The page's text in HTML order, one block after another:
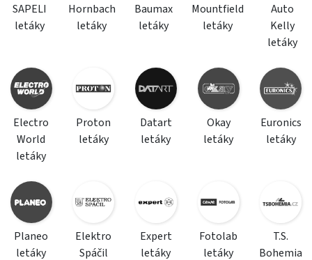
SAPELI
letáky
Hornbach
letáky
Baumax
letáky
Mountfield
letáky
Auto
Kelly
letáky
Electro
World
letáky
Proton
letáky
Datart
letáky
Okay
letáky
Euronics
letáky
Planeo
letáky
Elektro
Spáčil
Expert
letáky
Fotolab
letáky
T.S.
Bohemia